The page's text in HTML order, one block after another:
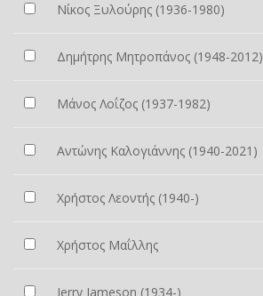
Νίκος Ξυλούρης (1936-1980)
Δημήτρης Μητροπάνος (1948-2012)
Μάνος Λοΐζος (1937-1982)
Αντώνης Καλογιάννης (1940-2021)
Χρήστος Λεοντής (1940-)
Χρήστος Μαΐλλης
Jerry Jameson (1934-)